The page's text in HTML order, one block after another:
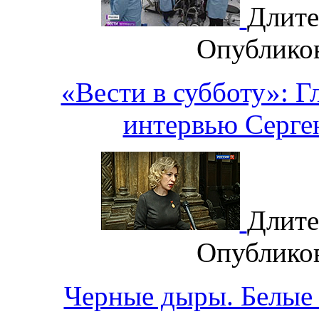
«Вести в субботу»:
интервью
Черные дыры. Белые